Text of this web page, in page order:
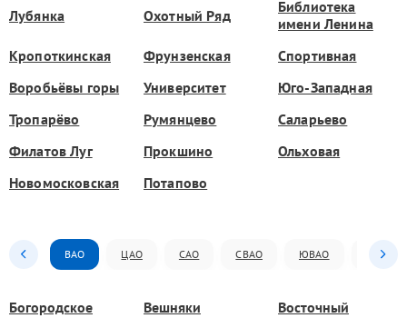
Лубянка Охотный Ряд
Библиотека
имени Ленина
Кропоткинская
Фрунзенская
Спортивная
Воробьёвы горы
Университет
Юго-Западная
Тропарёво
Румянцево
Саларьево
Филатов Луг
Прокшино
Ольховая
Новомосковская
Потапово
ВАО ЦАО САО СВАО ЮВАО ЮАО
Богородское Вешняки
Восточный